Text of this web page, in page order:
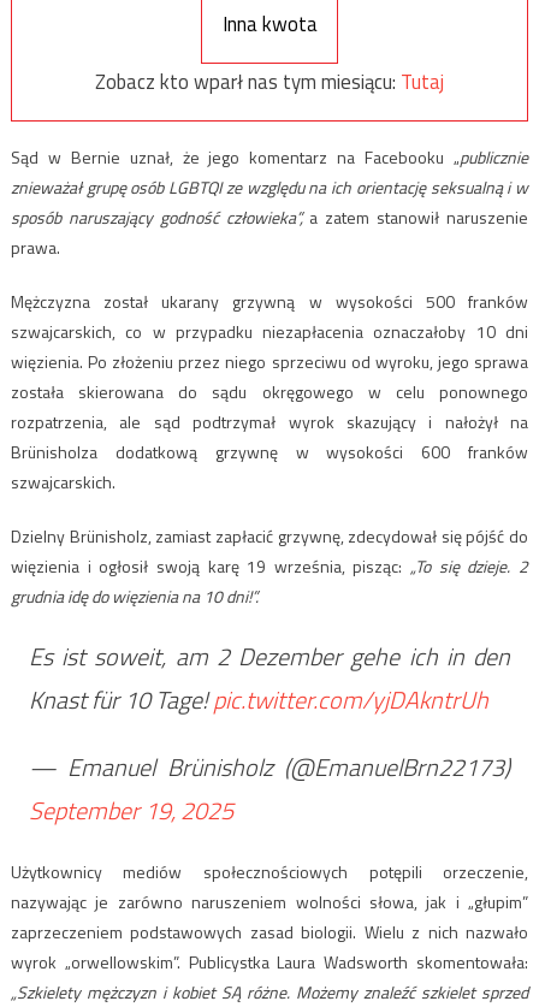
Inna kwota
Zobacz kto wparł nas tym miesiącu: Tutaj
Sąd w Bernie uznał, że jego komentarz na Facebooku „publicznie
znieważał grupę osób LGBTQI ze względu na ich orientację seksualną i w
sposób naruszający godność człowieka”,a zatem stanowił naruszenie
prawa.
Mężczyzna został ukarany grzywną w wysokości 500 franków
szwajcarskich, co w przypadku niezapłacenia oznaczałoby 10 dni
więzienia. Po złożeniu przez niego sprzeciwu od wyroku, jego sprawa
została skierowana do sądu okręgowego w celu ponownego
rozpatrzenia, ale sąd podtrzymał wyrok skazujący i nałożył na
Brünisholza dodatkową grzywnę w wysokości 600 franków
szwajcarskich.
Dzielny Brünisholz, zamiast zapłacić grzywnę, zdecydował się pójść do
więzienia i ogłosił swoją karę 19 września, pisząc: „To się dzieje. 2
grudnia idę do więzienia na 10 dni!”.
Es ist soweit, am 2 Dezember gehe ich in den
Knast für 10 Tage!pic.twitter.com/yjDAkntrUh
— Emanuel Brünisholz (@EmanuelBrn22173)
September 19, 2025
Użytkownicy mediów społecznościowych potępili orzeczenie,
nazywając je zarówno naruszeniem wolności słowa, jak i „głupim”
zaprzeczeniem podstawowych zasad biologii. Wielu z nich nazwało
wyrok „orwellowskim”. Publicystka Laura Wadsworth skomentowała:
„Szkielety mężczyzn i kobiet SĄ różne. Możemy znaleźć szkielet sprzed